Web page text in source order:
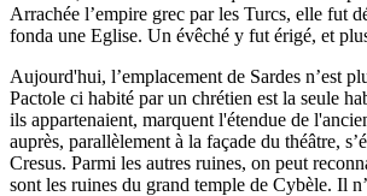
Arrachée l’empire grec par les Turcs, elle fut
fonda une Eglise. Un évêché y fut érigé, et
Aujourd'hui, l’emplacement de Sardes n’est
Pactole ci habité par un chrétien est la seule
ils appartenaient, marquent l'étendue de
auprès, parallèlement à la façade du théâtre,
Cresus. Parmi les autres ruines, on peut
sont les ruines du grand temple de Cybèle. Il